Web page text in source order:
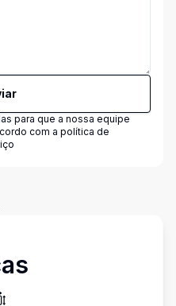
para que a nossa equipe
com a política de